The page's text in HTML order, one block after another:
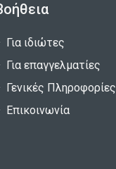
Για ιδιώτες
Για επαγγελματίες
Γενικές Πληροφορίες
Επικοινωνία